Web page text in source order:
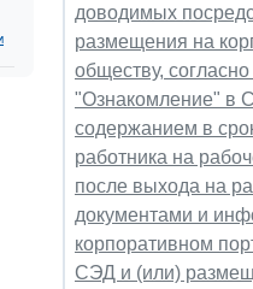
доводимых
размещения на
обществу,
"Ознакомление" в
содержанием в
работника на
после выхода на
документами и
корпоративном
СЭД и (или)